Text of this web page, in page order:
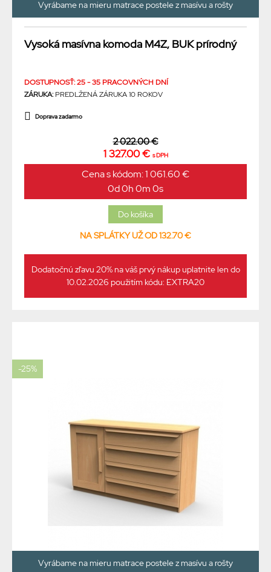
Vyrábame na mieru matrace postele z masívu a rošty
Vysoká masívna komoda M4Z, BUK prírodný
DOSTUPNOSŤ: 25 - 35 PRACOVNÝCH DNÍ
ZÁRUKA:PREDLŽENÁ ZÁRUKA 10 ROKOV
Doprava zadarmo
2 022.00 €
1 327.00 € s DPH
Cena s kódom: 1 061.60 €
0d 0h 0m 0s
NA SPLÁTKY UŽ OD 132.70 €
Dodatočnú zľavu 20% na váš prvý nákup uplatnite len do
10.02.2026 použitím kódu: EXTRA20
-25%
Vyrábame na mieru matrace postele z masívu a rošty